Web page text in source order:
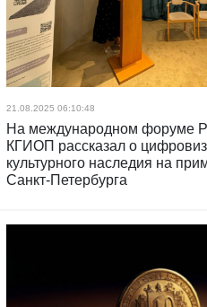
21.08.2025 06:10:48
На международном форуме
КГИОП рассказал о
культурного наследия на
Санкт‑Петербурга